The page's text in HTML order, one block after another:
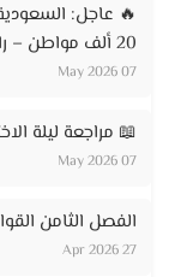
🔥 عاجل:
20 ألف مواطن – رابط التسجيل هنا
07 May 2026
📖 مراجعة ليلة
07 May 2026
الفصل الثامن
27 Apr 2026